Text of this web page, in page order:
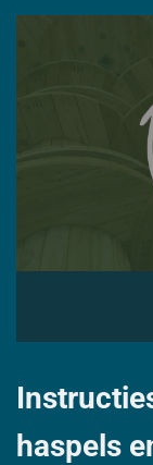
haspels